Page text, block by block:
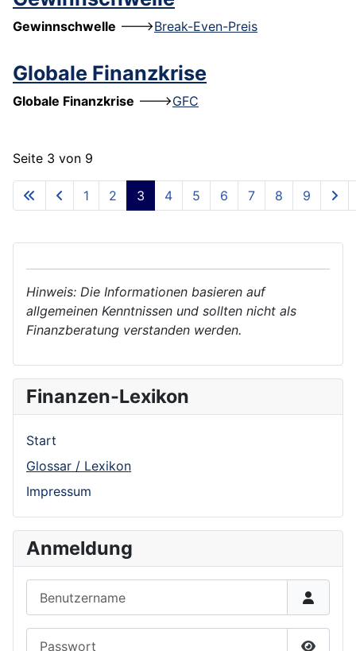
Gewinnschwelle --->Break-Even-Preis
Globale Finanzkrise
Globale Finanzkrise --->GFC
Seite 3 von 9
1 2 3 4 5 6 7 8 9
Hinweis: Die Informationen basieren auf
allgemeinen Kenntnissen und sollten nicht als
Finanzberatung verstanden werden.
Finanzen-Lexikon
Start
Glossar / Lexikon
Impressum
Anmeldung